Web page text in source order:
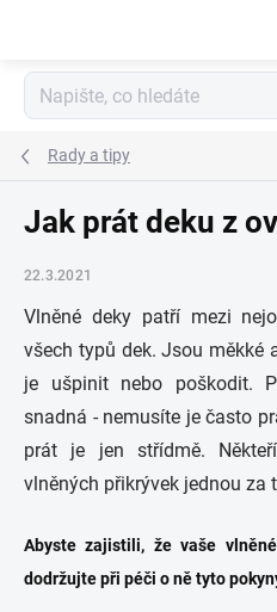
Rady a tipy
Jak prát deku z
22.3.2021
Vlněné deky patří mezi
všech typů dek. Jsou měkké
je ušpinit nebo poškodit.
snadná - nemusíte je často
prát je jen střídmě.
vlněných přikrývek jednou za
Abyste zajistili, že vaše
dodržujte při péči o ně tyto